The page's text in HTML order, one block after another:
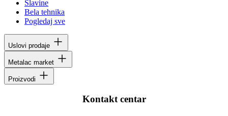
Slavine
Bela tehnika
Pogledaj sve
Uslovi prodaje
Metalac market
Proizvodi
Kontakt centar